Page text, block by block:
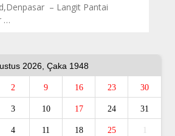
– Langit Pantai
…
2026, Çaka 1948
2 9 16 23 30
3 10 17 24 31
4 11 18 25 1